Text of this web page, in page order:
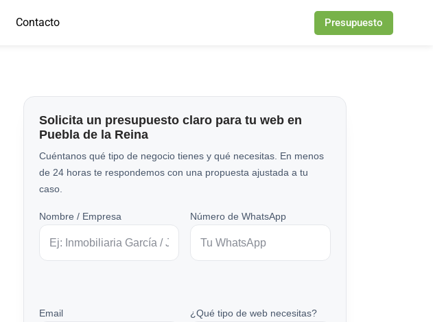
Contacto Presupuesto
Solicita un presupuesto claro para tu web en
Puebla de la Reina
Cuéntanos qué tipo de negocio tienes y qué necesitas. En menos
de 24 horas te respondemos con una propuesta ajustada a tu
caso.
Nombre / Empresa Número de WhatsApp
Email ¿Qué tipo de web necesitas?